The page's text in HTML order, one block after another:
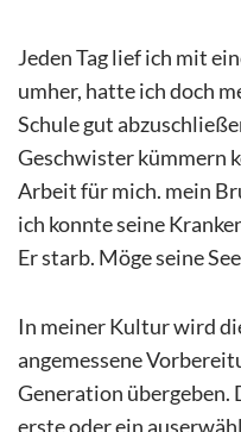
Jeden Tag lief ich mit
umher, hatte ich doch
Schule gut
Geschwister kümmern
Arbeit für mich. mein
ich konnte seine
Er starb. Möge seine
In meiner Kultur wird
angemessene
Generation übergeben.
erste oder ein